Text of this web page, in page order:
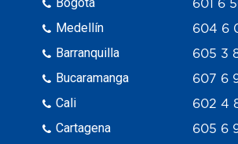
Medellín
Barranquilla
Bucaramanga
Cali
Cartagena
601 6
604 6
605 3
607 6
602 4
605 6